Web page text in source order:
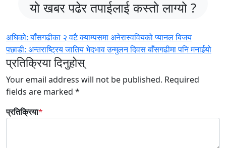
यो खबर पढेर तपाईलाई कस्तो लाग्यो ?
Post
navigation
अघिको: बाँसगढीका २ वटै क्याम्पसमा अनेरास्ववियको प्यानल बिजय
पछाडी: अन्तराष्ट्रिय जातिय भेदभाव उन्मुलन दिवस बाँसगढीमा पनि मनाईयो
प्रतिक्रिया दिनुहोस्
Your email address will not be published. Required
fields are marked *
प्रतिक्रिया*